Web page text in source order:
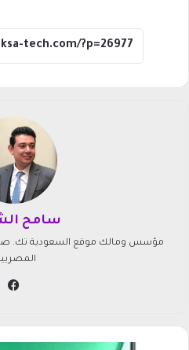
سامح
مؤسس ومالك موقع السعودية تك.